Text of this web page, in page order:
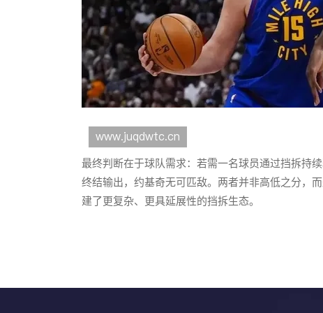
最终判断在于球队需求：若需一名球员通过挡拆持
终结输出，约基奇无可匹敌。两者并非高低之分，
建了更复杂、更具延展性的挡拆生态。